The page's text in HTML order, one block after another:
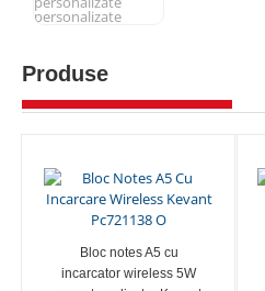
Produse
Bloc notes A5 cu
incarcator wireless 5W